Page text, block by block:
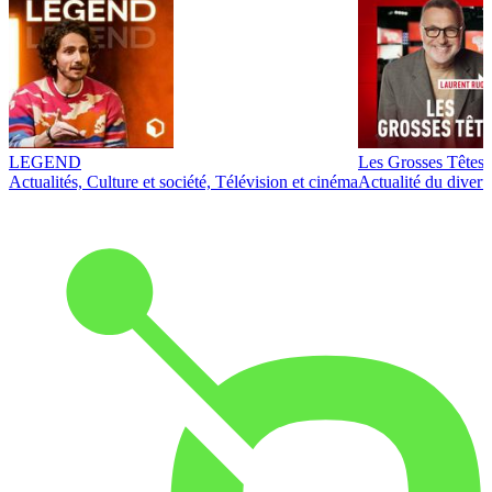
LEGEND
Actualités, Culture et société, Télévision et cinéma
Les Grosses Têtes
Actualité du